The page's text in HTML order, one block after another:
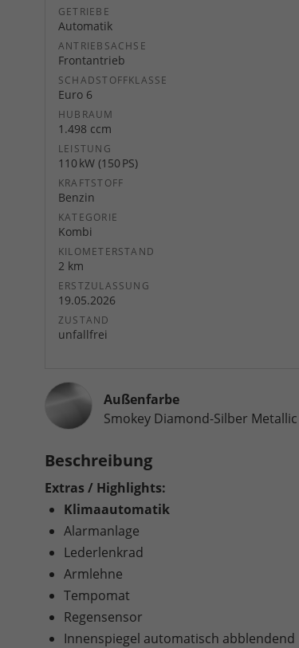
GETRIEBE
Automatik
ANTRIEBSACHSE
Frontantrieb
SCHADSTOFFKLASSE
Euro 6
HUBRAUM
1.498 ccm
LEISTUNG
110 kW (150 PS)
KRAFTSTOFF
Benzin
KATEGORIE
Kombi
KILOMETERSTAND
2 km
ERSTZULASSUNG
19.05.2026
ZUSTAND
unfallfrei
Außenfarbe
Smokey Diamond-Silber Metallic
Beschreibung
Extras / Highlights:
Klimaautomatik
Alarmanlage
Lederlenkrad
Armlehne
Tempomat
Regensensor
Innenspiegel automatisch abblendend